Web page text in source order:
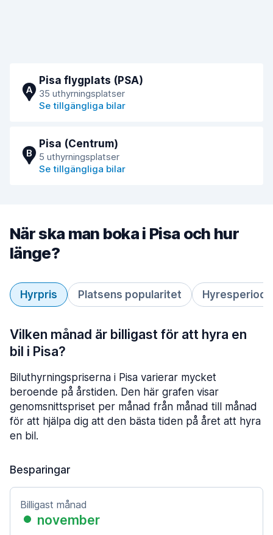
A
Pisa flygplats (PSA)
35 uthyrningsplatser
Se tillgängliga bilar
B
Pisa (Centrum)
5 uthyrningsplatser
Se tillgängliga bilar
När ska man boka i Pisa och hur
länge?
Hyrpris Platsens popularitet Hyresperiod
Vilken månad är billigast för att hyra en
bil i Pisa?
Biluthyrningspriserna i Pisa varierar mycket
beroende på årstiden. Den här grafen visar
genomsnittspriset per månad från månad till månad
för att hjälpa dig att den bästa tiden på året att hyra
en bil.
Besparingar
Billigast månad
november